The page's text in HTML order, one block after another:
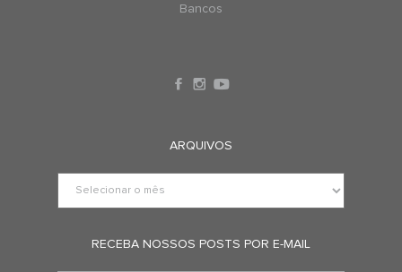
Bancos
ARQUIVOS
RECEBA NOSSOS POSTS POR E-MAIL